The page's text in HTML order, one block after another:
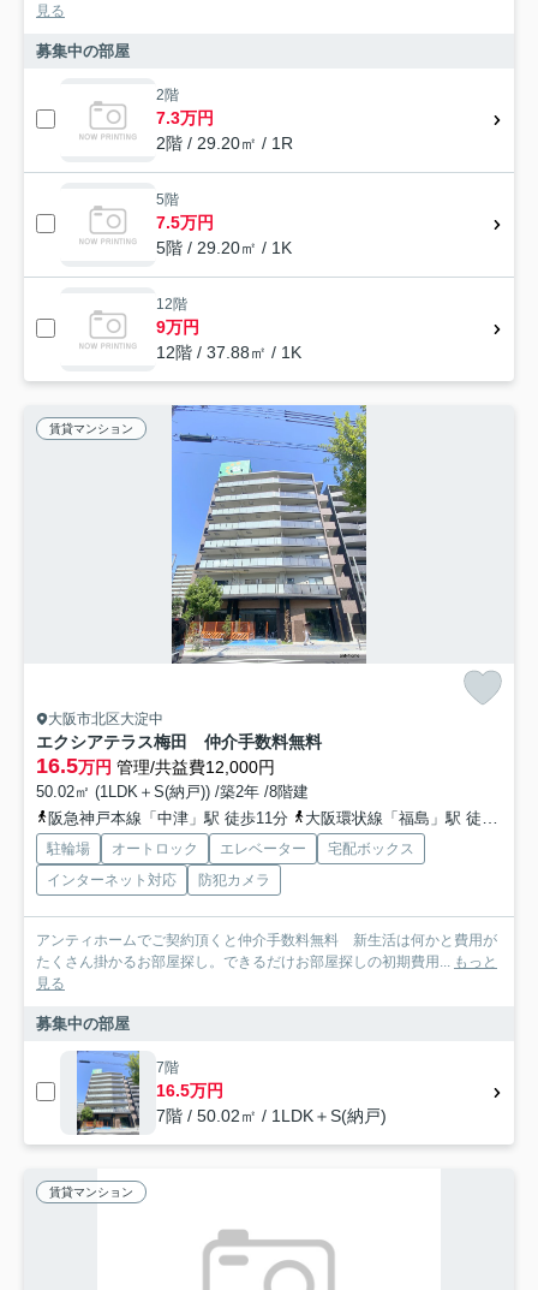
見る
募集中の部屋
2階
7.3万円
2階 / 29.20㎡ / 1R
5階
7.5万円
5階 / 29.20㎡ / 1K
12階
9万円
12階 / 37.88㎡ / 1K
賃貸マンション
大阪市北区大淀中
エクシアテラス梅田 仲介手数料無料
16.5万円 管理/共益費12,000円
50.02㎡ (1LDK＋S(納戸)) /築2年 /8階建
阪急神戸本線「中津」駅 徒歩11分
大阪環状線「福島」駅 徒歩13分
駐輪場 オートロック エレベーター
宅配ボックス
インターネット対応
防犯カメラ
アンティホームでご契約頂くと仲介手数料無料 新生活は何かと費用が
たくさん掛かるお部屋探し。できるだけお部屋探しの初期費用... もっと
見る
募集中の部屋
7階
16.5万円
7階 / 50.02㎡ / 1LDK＋S(納戸)
賃貸マンション